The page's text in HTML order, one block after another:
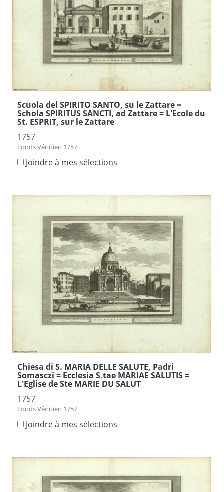
Scuola del SPIRITO SANTO, su le Zattare =
Schola SPIRITUS SANCTI, ad Zattare = L'Ecole du
St. ESPRIT, sur le Zattare
1757
Fonds Vénitien 1757
Joindre à mes sélections
Chiesa di S. MARIA DELLE SALUTE, Padri
Somasczi = Ecclesia S.tae MARIAE SALUTIS =
L'Eglise de Ste MARIE DU SALUT
1757
Fonds Vénitien 1757
Joindre à mes sélections